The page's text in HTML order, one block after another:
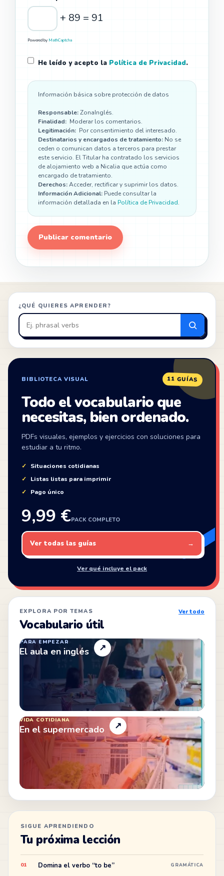
+ 89 = 91
Powered by MathCaptcha
He leído y acepto la Política de Privacidad.
Información básica sobre protección de datos
Responsable:ZonaInglés.
Finalidad: Moderar los comentarios.
Legitimación: Por consentimiento del interesado.
Destinatarios y encargados de tratamiento: No se
ceden o comunican datos a terceros para prestar
este servicio. El Titular ha contratado los servicios
de alojamiento web a Nicalia que actúa como
encargado de tratamiento.
Derechos:Acceder, rectificar y suprimir los datos.
Información Adicional: Puede consultar la
información detallada en la Política de Privacidad.
¿QUÉ QUIERES APRENDER?
Buscar
en
ZonaIngles
BIBLIOTECA VISUAL 11 GUÍAS
Todo el vocabulario que
necesitas, bien ordenado.
PDFs visuales, ejemplos y ejercicios con soluciones para
estudiar a tu ritmo.
Situaciones cotidianas
Listas listas para imprimir
Pago único
9,99 €PACK COMPLETO
Ver todas las guías →
Ver qué incluye el pack
EXPLORA POR TEMAS
Vocabulario útil
Ver todo
PARA EMPEZAR
El aula en inglés ↗
VIDA COTIDIANA
En el supermercado ↗
SIGUE APRENDIENDO
Tu próxima lección
01 Domina el verbo “to be” GRAMÁTICA